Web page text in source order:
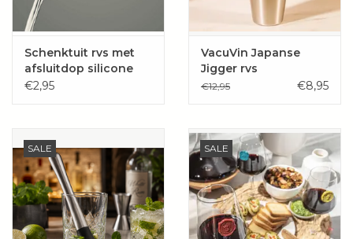
Schenktuit rvs met
afsluitdop silicone
€2,95
VacuVin Japanse
Jigger rvs
€12,95 €8,95
SALE SALE